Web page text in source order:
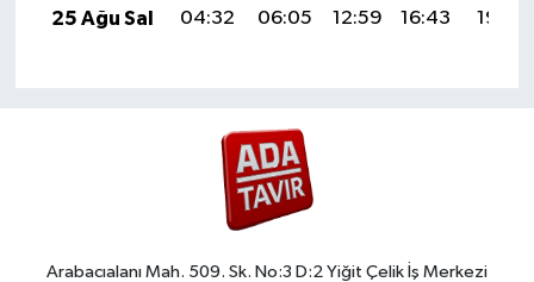
25 Ağu Sal
04:32 06:05 12:59 16:43 19:43
Arabacıalanı Mah. 509. Sk. No:3 D:2 Yiğit Çelik İş Merkezi